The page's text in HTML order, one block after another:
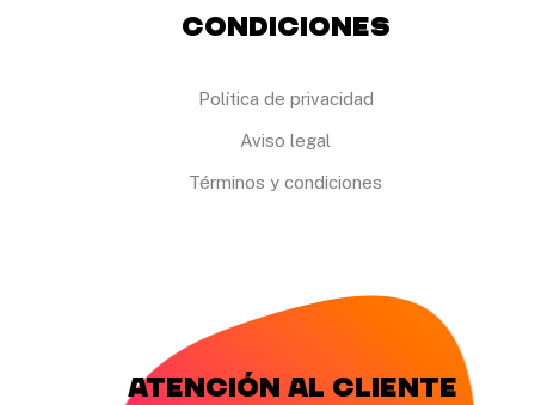
Condiciones
Política de privacidad
Aviso legal
Términos y condiciones
Atención al cliente